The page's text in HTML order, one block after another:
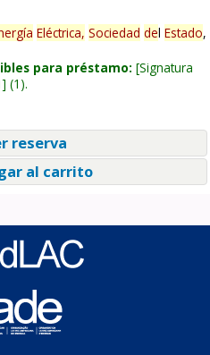
Eléctrica, Sociedad del Estado,
para préstamo: Signatura
(1).
reserva
al carrito